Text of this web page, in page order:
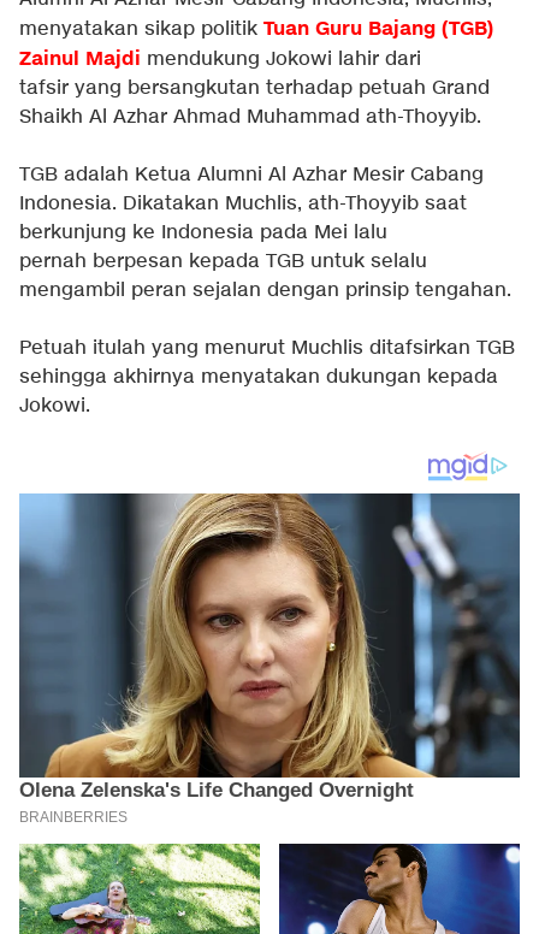
menyatakan sikap politik Tuan Guru Bajang (TGB)
Zainul Majdi mendukung Jokowi lahir dari
tafsir yang bersangkutan terhadap petuah Grand
Shaikh Al Azhar Ahmad Muhammad ath-Thoyyib.
TGB adalah Ketua Alumni Al Azhar Mesir Cabang
Indonesia. Dikatakan Muchlis, ath-Thoyyib saat
berkunjung ke Indonesia pada Mei lalu
pernah berpesan kepada TGB untuk selalu
mengambil peran sejalan dengan prinsip tengahan.
Petuah itulah yang menurut Muchlis ditafsirkan TGB
sehingga akhirnya menyatakan dukungan kepada
Jokowi.